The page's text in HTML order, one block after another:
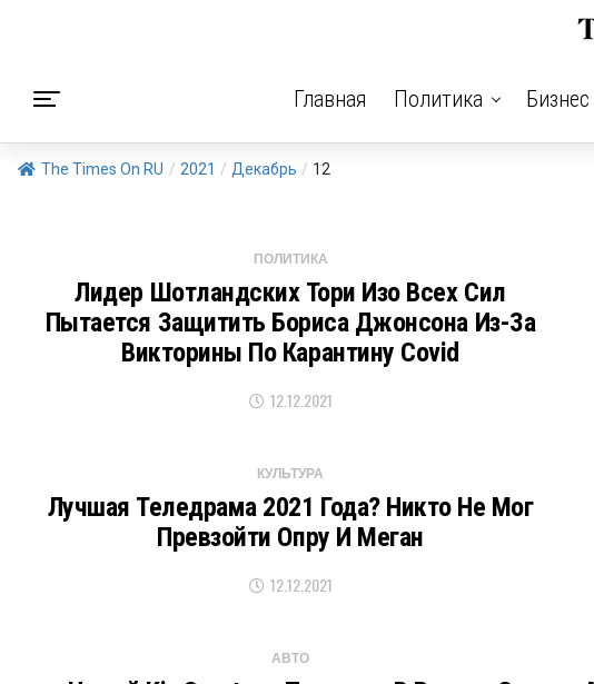
Главная Политика Бизнес
The Times On RU / 2021 / Декабрь / 12
ПОЛИТИКА
Лидер Шотландских Тори Изо Всех Сил
Пытается Защитить Бориса Джонсона Из-За
Викторины По Карантину Covid
12.12.2021
КУЛЬТУРА
Лучшая Теледрама 2021 Года? Никто Не Мог
Превзойти Опру И Меган
12.12.2021
АВТО